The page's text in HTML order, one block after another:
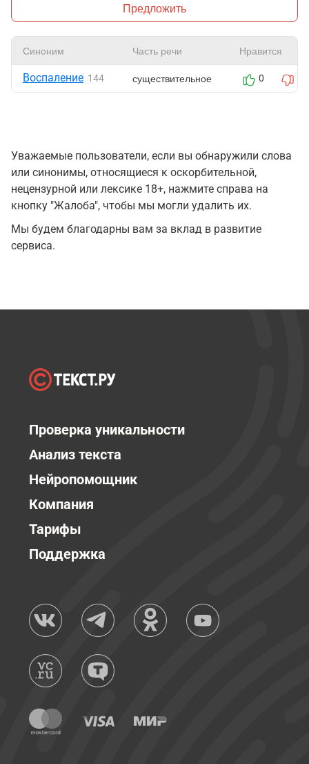
Предложить
Синоним Часть речи Нравится
Воспаление 144 существительное 0
Уважаемые пользователи, если вы обнаружили слова
или синонимы, относящиеся к оскорбительной,
нецензурной или лексике 18+, нажмите справа на
кнопку "Жалоба", чтобы мы могли удалить их.
Мы будем благодарны вам за вклад в развитие
сервиса.
Проверка уникальности
Анализ текста
Нейропомощник
Компания
Тарифы
Поддержка